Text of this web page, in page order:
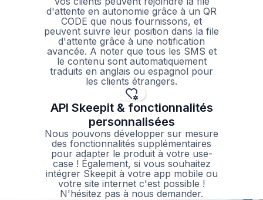
d'attente en autonomie grâce à un QR
CODE que nous fournissons, et
peuvent suivre leur position dans la file
d'attente grâce à une notification
avancée. A noter que tous les SMS et
le contenu sont automatiquement
traduits en anglais ou espagnol pour
les clients étrangers.
API Skeepit & fonctionnalités
personnalisées
Nous pouvons développer sur mesure
des fonctionnalités supplémentaires
pour adapter le produit à votre use-
case ! Également, si vous souhaitez
intégrer Skeepit à votre app mobile ou
votre site internet c'est possible !
N'hésitez pas à nous demander.